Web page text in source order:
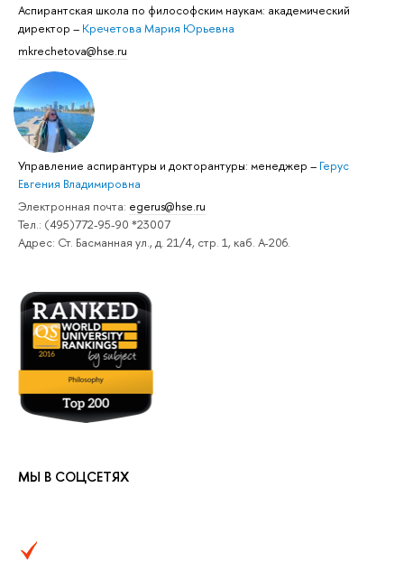
Аспирантская школа по философским наукам: академический
директор – Кречетова Мария Юрьевна
mkrechetova@hse.ru
Управление аспирантуры и докторантуры: менеджер – Герус
Евгения Владимировна
Электронная почта: egerus@hse.ru
Тел.: (495)772-95-90 *23007
Адрес: Ст. Басманная ул., д. 21/4, стр. 1, каб. А-206.
МЫ В СОЦСЕТЯХ